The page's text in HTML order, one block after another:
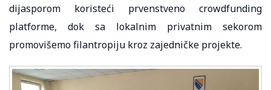
dijasporom koristeći prvenstveno crowdfunding
platforme, dok sa lokalnim privatnim sekorom
promovišemo filantropiju kroz zajedničke projekte.